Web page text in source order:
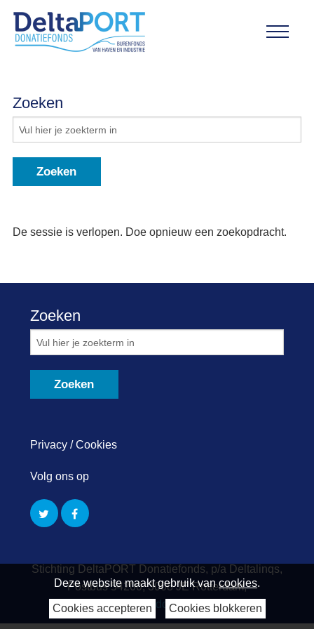
Zoeken
De sessie is verlopen. Doe opnieuw een zoekopdracht.
Zoeken
Privacy / Cookies
Volg ons op
Stichting DeltaPORT Donatiefonds, p/a Deltalinqs,
Postbus 54200, 3008 JE Rotterdam,
info@deltaportdonatiefonds.nl
Deze website maakt gebruik vancookies.
Cookies accepteren Cookies blokkeren